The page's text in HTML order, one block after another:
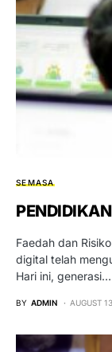
SEMASA
Faedah dan
digital telah
Hari ini, generasi…
BY ADMIN AUGUST